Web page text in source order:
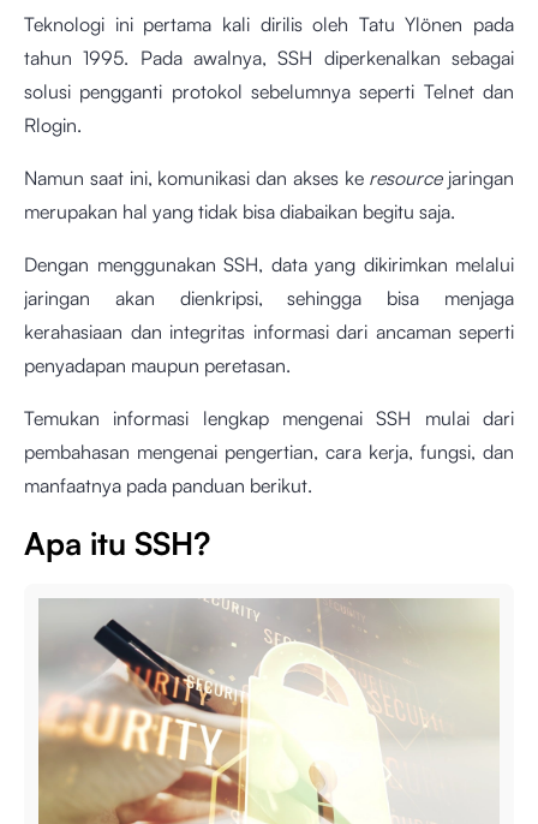
Teknologi ini pertama kali dirilis oleh Tatu Ylönen pada
tahun 1995. Pada awalnya, SSH diperkenalkan sebagai
solusi pengganti protokol sebelumnya seperti Telnet dan
Rlogin.
Namun saat ini, komunikasi dan akses ke resourcejaringan
merupakan hal yang tidak bisa diabaikan begitu saja.
Dengan menggunakan SSH, data yang dikirimkan melalui
jaringan akan dienkripsi, sehingga bisa menjaga
kerahasiaan dan integritas informasi dari ancaman seperti
penyadapan maupun peretasan.
Temukan informasi lengkap mengenai SSH mulai dari
pembahasan mengenai pengertian, cara kerja, fungsi, dan
manfaatnya pada panduan berikut.
Apa itu SSH?